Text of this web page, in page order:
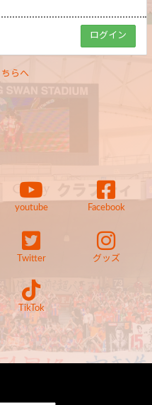
らへ
youtube Facebook
Twitter グッズ
TikTok